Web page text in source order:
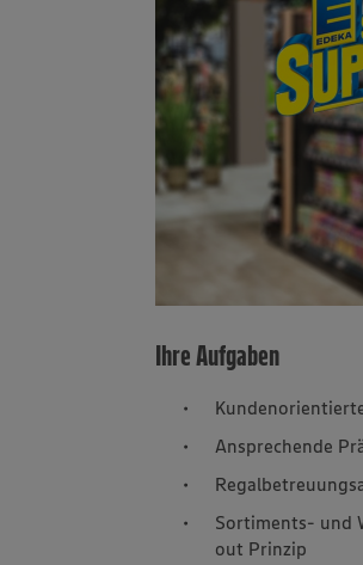
Ihre Aufgaben
Ansprechende
Sortiments- und
out Prinzip